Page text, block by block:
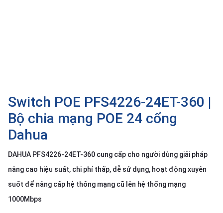
Switch POE PFS4226-24ET-360 |
Bộ chia mạng POE 24 cổng
Dahua
DAHUA PFS4226-24ET-360 cung cấp cho người dùng giải pháp
nâng cao hiệu suất, chi phí thấp, dễ sử dụng, hoạt động xuyên
suốt để nâng cấp hệ thống mạng cũ lên hệ thống mạng
1000Mbps
pháp
Dịch
vụ
Hỗ
Tin
tức
hệ